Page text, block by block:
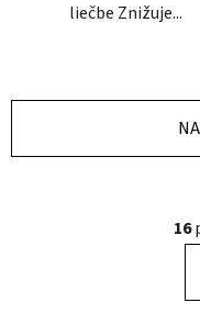
liečbe Znižuje...
16